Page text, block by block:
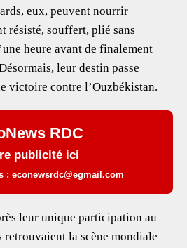
eux, peuvent nourrir
résisté, souffert, plié sans
heure avant de finalement
leur destin passe
victoire contre l’Ouzbékistan.
RDC
publicité ici
: econewsrdc@egmail.com
leur unique participation au
la scène mondiale